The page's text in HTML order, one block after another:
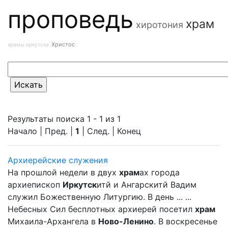
проповедь хиротония храм
храмы иркутска Христос
Результаты поиска 1 - 1 из 1
Начало | Пред. | 1 | След. | Конец
Архиерейские служения
На прошлой недели в двух храмах города
архиепископ Иркутскитй и Ангарскитй Вадим
служил Божественную Литургию. В день ... ...
Небесных Сил бесплотных архиерей посетил храм
Михаила-Архангела в Ново-Ленино. В воскресенье